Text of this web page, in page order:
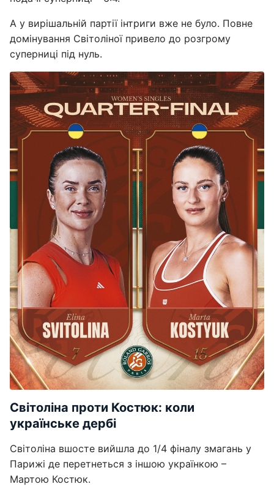
А у вирішальній партії інтриги вже не було. Повне
домінування Світоліної привело до розгрому
суперниці під нуль.
Світоліна проти Костюк: коли
українське дербі
Світоліна вшосте вийшла до 1/4 фіналу змагань у
Парижі де перетнеться з іншою українкою –
Мартою Костюк.